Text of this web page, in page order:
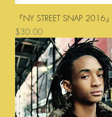
『NY STREET SNAP 2016
価格
$30.00